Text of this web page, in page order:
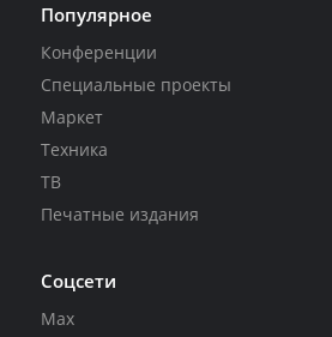
Популярное
Конференции
Специальные проекты
Маркет
Техника
ТВ
Печатные издания
Соцсети
Max